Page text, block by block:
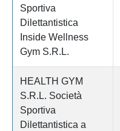
Sportiva
Dilettantistica
Inside Wellness
Gym S.R.L.
HEALTH GYM
S.R.L. Società
Sportiva
Dilettantistica a